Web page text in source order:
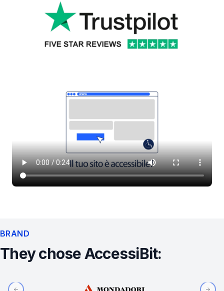
BRAND
They chose AccessiBit: